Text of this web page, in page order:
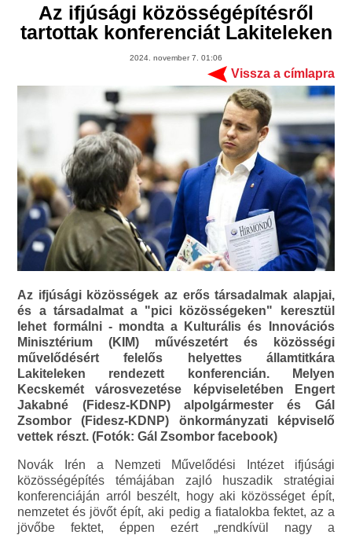
Az ifjúsági közösségépítésről
tartottak konferenciát Lakiteleken
2024. november 7. 01:06
Vissza a címlapra
Az ifjúsági közösségek az erős társadalmak alapjai,
és a társadalmat a "pici közösségeken" keresztül
lehet formálni - mondta a Kulturális és Innovációs
Minisztérium (KIM) művészetért és közösségi
művelődésért felelős helyettes államtitkára
Lakiteleken rendezett konferencián. Melyen
Kecskemét városvezetése képviseletében Engert
Jakabné (Fidesz-KDNP) alpolgármester és Gál
Zsombor (Fidesz-KDNP) önkormányzati képviselő
vettek részt. (Fotók: Gál Zsombor facebook)
Novák Irén a Nemzeti Művelődési Intézet ifjúsági
közösségépítés témájában zajló huszadik stratégiai
konferenciáján arról beszélt, hogy aki közösséget épít,
nemzetet és jövőt épít, aki pedig a fiatalokba fektet, az a
jövőbe fektet, éppen ezért „rendkívül nagy a